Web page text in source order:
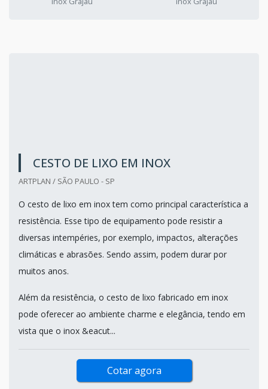
CESTO DE LIXO EM INOX
ARTPLAN / SÃO PAULO - SP
O cesto de lixo em inox tem como principal característica a
resistência. Esse tipo de equipamento pode resistir a
diversas intempéries, por exemplo, impactos, alterações
climáticas e abrasões. Sendo assim, podem durar por
muitos anos.
Além da resistência, o cesto de lixo fabricado em inox
pode oferecer ao ambiente charme e elegância, tendo em
vista que o inox &eacut...
Cotar agora